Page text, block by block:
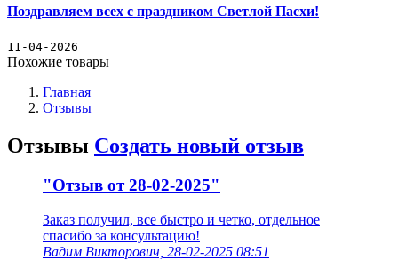
Поздравляем всех с праздником Светлой Пасхи!
11-04-2026
Похожие товары
Главная
Отзывы
Отзывы Создать новый отзыв
"Отзыв от 28-02-2025"
Заказ получил, все быстро и четко, отдельное
спасибо за консультацию!
Вадим Викторович, 28-02-2025 08:51